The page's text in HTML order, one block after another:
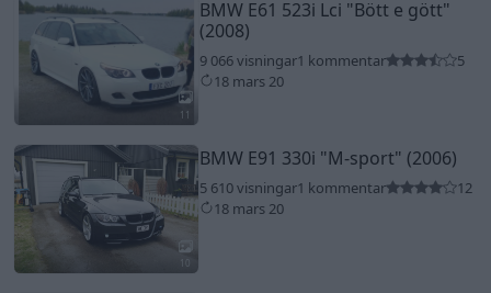
11
BMW E61 523i Lci "Bött e gött"
(2008)
9 066 visningar1 kommentar
5
18 mars 20
10
BMW E91 330i "M-sport" (2006)
5 610 visningar1 kommentar
12
18 mars 20